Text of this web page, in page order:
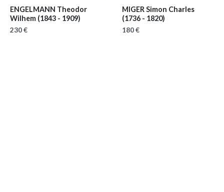
ENGELMANN Theodor
Wilhem (1843 - 1909)
230 €
MIGER Simon Charles
(1736 - 1820)
180 €